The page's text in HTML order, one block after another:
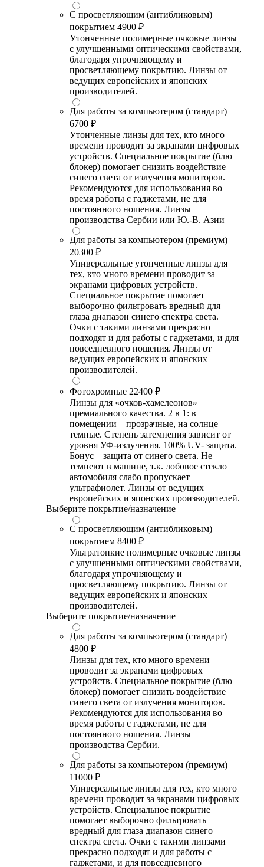
С просветляющим (антибликовым)
покрытием 4900 ₽
Утонченные полимерные очковые линзы
с улучшенными оптическими свойствами,
благодаря упрочняющему и
просветляющему покрытию. Линзы от
ведущих европейских и японских
производителей.
Для работы за компьютером (стандарт)
6700 ₽
Утонченные линзы для тех, кто много
времени проводит за экранами цифровых
устройств. Специальное покрытие (блю
блокер) помогает снизить воздействие
синего света от излучения мониторов.
Рекомендуются для использования во
время работы с гаджетами, не для
постоянного ношения. Линзы
производства Сербии или Ю.-В. Азии
Для работы за компьютером (премиум)
20300 ₽
Универсальные утонченные линзы для
тех, кто много времени проводит за
экранами цифровых устройств.
Специальное покрытие помогает
выборочно фильтровать вредный для
глаза диапазон синего спектра света.
Очки с такими линзами прекрасно
подходят и для работы с гаджетами, и для
повседневного ношения. Линзы от
ведущих европейских и японских
производителей.
Фотохромные 22400 ₽
Линзы для «очков-хамелеонов»
премиального качества. 2 в 1: в
помещении – прозрачные, на солнце –
темные. Степень затемнения зависит от
уровня УФ-излучения. 100% UV- защита.
Бонус – защита от синего света. Не
темнеют в машине, т.к. лобовое стекло
автомобиля слабо пропускает
ультрафиолет. Линзы от ведущих
европейских и японских производителей.
Выберите покрытие/назначение
С просветляющим (антибликовым)
покрытием 8400 ₽
Ультратонкие полимерные очковые линзы
с улучшенными оптическими свойствами,
благодаря упрочняющему и
просветляющему покрытию. Линзы от
ведущих европейских и японских
производителей.
Выберите покрытие/назначение
Для работы за компьютером (стандарт)
4800 ₽
Линзы для тех, кто много времени
проводит за экранами цифровых
устройств. Специальное покрытие (блю
блокер) помогает снизить воздействие
синего света от излучения мониторов.
Рекомендуются для использования во
время работы с гаджетами, не для
постоянного ношения. Линзы
производства Сербии.
Для работы за компьютером (премиум)
11000 ₽
Универсальные линзы для тех, кто много
времени проводит за экранами цифровых
устройств. Специальное покрытие
помогает выборочно фильтровать
вредный для глаза диапазон синего
спектра света. Очки с такими линзами
прекрасно подходят и для работы с
гаджетами, и для повседневного